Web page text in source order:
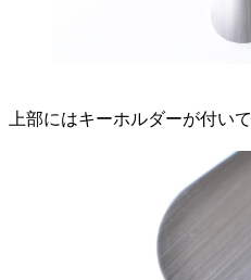
上部にはキーホルダーが付い